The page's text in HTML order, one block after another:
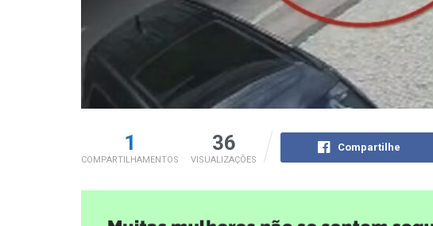
1
COMPARTILHAMENTOS
36
VISUALIZAÇÕES
Compartilhe